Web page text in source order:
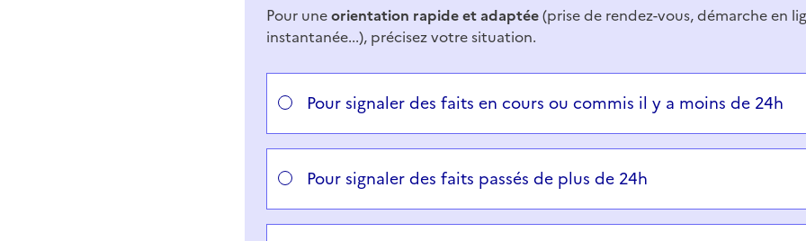
Pour uneorientation rapide et adaptée(prise de rendez-vous, démarche en
instantanée...), précisez votre situation.
Répondez aux questions successives et les réponses s’afficheront
Vous avez choisi
Pour signaler des faits en cours ou commis il y a moins de 24h
Pour signaler des faits passés de plus de 24h